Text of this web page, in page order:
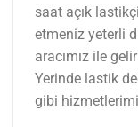
saat açık
etmeniz yeterli
aracımız ile
Yerinde lastik
gibi